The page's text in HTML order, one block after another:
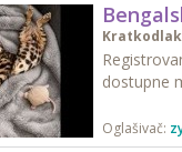
dostupne
Oglašivač: